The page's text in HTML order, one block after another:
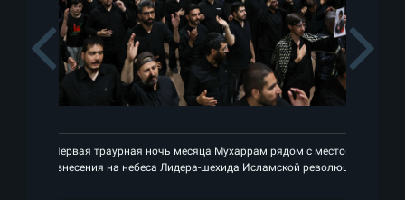
Первая траурная ночь месяца Мухаррам рядом с местом
вознесения на небеса Лидера-шехида Исламской революции
Previous